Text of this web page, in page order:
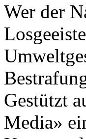
Wer der
Gestützt
Media»